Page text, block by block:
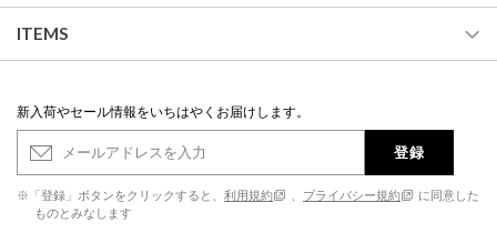
ITEMS
新入荷やセール情報をいちはやくお届けします。
登録
※「登録」ボタンをクリックすると、 利用規約 プライバシー規約
に同意した
ものとみなします